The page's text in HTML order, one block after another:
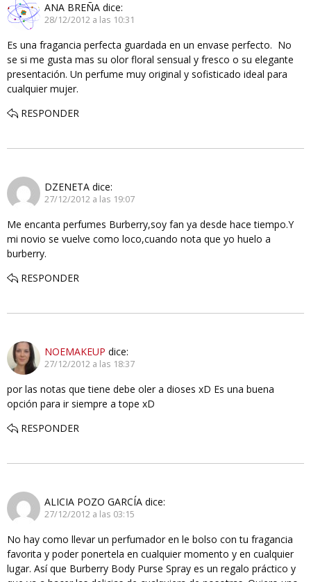
ANA BREÑA dice:
28/12/2012 a las 10:31
Es una fragancia perfecta guardada en un envase perfecto. No
se si me gusta mas su olor floral sensual y fresco o su elegante
presentación. Un perfume muy original y sofisticado ideal para
cualquier mujer.
RESPONDER
DZENETA dice:
27/12/2012 a las 19:07
Me encanta perfumes Burberry,soy fan ya desde hace tiempo.Y
mi novio se vuelve como loco,cuando nota que yo huelo a
burberry.
RESPONDER
NOEMAKEUP dice:
27/12/2012 a las 18:37
por las notas que tiene debe oler a dioses xD Es una buena
opción para ir siempre a tope xD
RESPONDER
ALICIA POZO GARCÍA dice:
27/12/2012 a las 03:15
No hay como llevar un perfumador en le bolso con tu fragancia
favorita y poder ponertela en cualquier momento y en cualquier
lugar. Así que Burberry Body Purse Spray es un regalo práctico y